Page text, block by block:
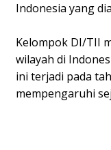
Indonesia yang
Kelompok DI/TII
wilayah di
ini terjadi pada
mempengaruhi